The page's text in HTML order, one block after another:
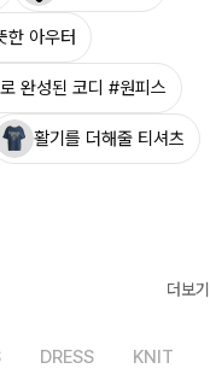
한 아우터
완성된 코디 #원피스
활기를 더해줄 티셔츠
더보기
DRESS KNIT